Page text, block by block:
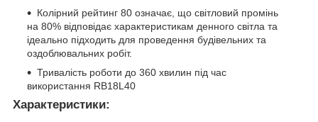
Колірний рейтинг 80 означає, що світловий промінь
на 80% відповідає характеристикам денного світла та
ідеально підходить для проведення будівельних та
оздоблювальних робіт.
Тривалість роботи до 360 хвилин під час
використання RB18L40
Характеристики: